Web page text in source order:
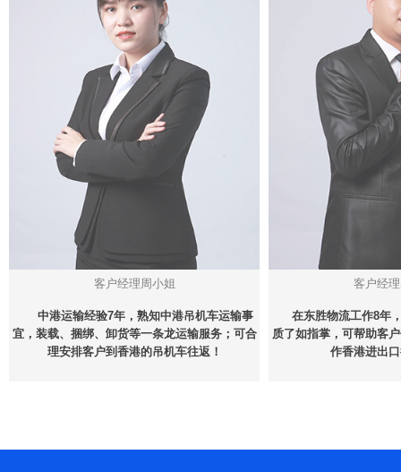
客户经理周小姐
中港运输经验7年，熟知中港吊机车运输事
宜，装载、捆绑、卸货等一条龙运输服务；可合
理安排客户到香港的吊机车往返！
客户经
在东胜物流工作8年
质了如指掌，可帮助客
作香港进出